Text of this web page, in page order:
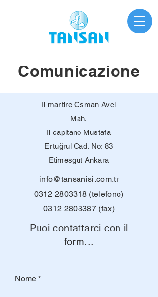
Comunicazione
Il martire Osman Avci
Mah.
Il capitano Mustafa
Ertuğrul Cad. No: 83
Etimesgut Ankara
info@tansanisi.com.tr
0312 2803318 (telefono)
0312 2803387(fax)
Puoi contattarci con il
form...
Nome